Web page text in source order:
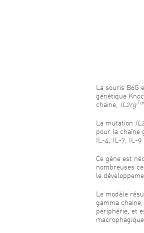
La souris B6G
génétique
chaine, IL2rg
La mutation
pour la chaîne
IL-4, IL-7, IL-9
Ce gène est
nombreuses
le
Le modèle
gamma chaine,
périphérie, et